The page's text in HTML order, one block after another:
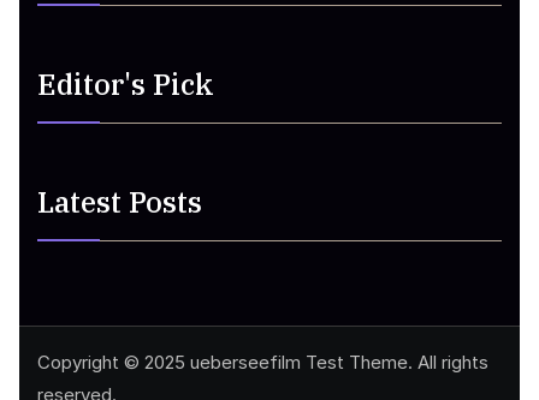
Editor's Pick
Latest Posts
Copyright © 2025 ueberseefilm Test Theme. All rights
reserved.